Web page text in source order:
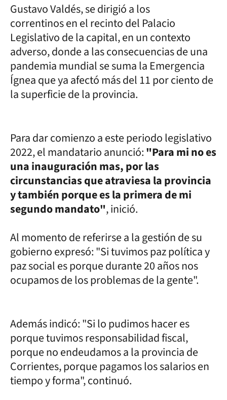
Gustavo Valdés, se dirigió a los
correntinos en el recinto del Palacio
Legislativo de la capital, en un contexto
adverso, donde a las consecuencias de una
pandemia mundial se suma la Emergencia
Ígnea que ya afectó más del 11 por ciento de
la superficie de la provincia.
Para dar comienzo a este periodo legislativo
2022, el mandatario anunció:"Para mi no es
una inauguración mas, por las
circunstancias que atraviesa la provincia
y también porque es la primera de mi
segundo mandato", inició.
Al momento de referirse a la gestión de su
gobierno expresó: "Si tuvimos paz política y
paz social es porque durante 20 años nos
ocupamos de los problemas de la gente".
Además indicó: "Si lo pudimos hacer es
porque tuvimos responsabilidad fiscal,
porque no endeudamos a la provincia de
Corrientes, porque pagamos los salarios en
tiempo y forma", continuó.